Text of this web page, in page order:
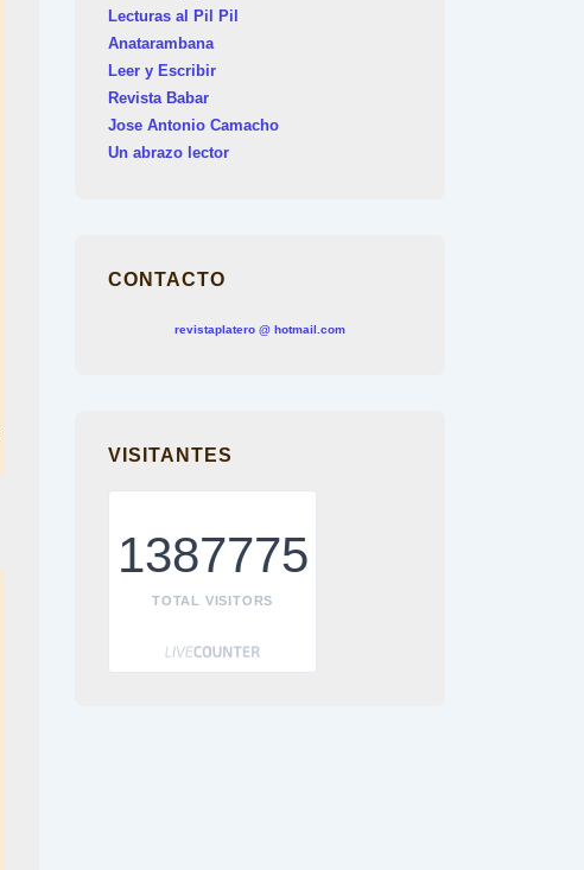
Lecturas al Pil Pil
Anatarambana
Leer y Escribir
Revista Babar
Jose Antonio Camacho
Un abrazo lector
CONTACTO
revistaplatero @ hotmail.com
VISITANTES
1387775
TOTAL VISITORS